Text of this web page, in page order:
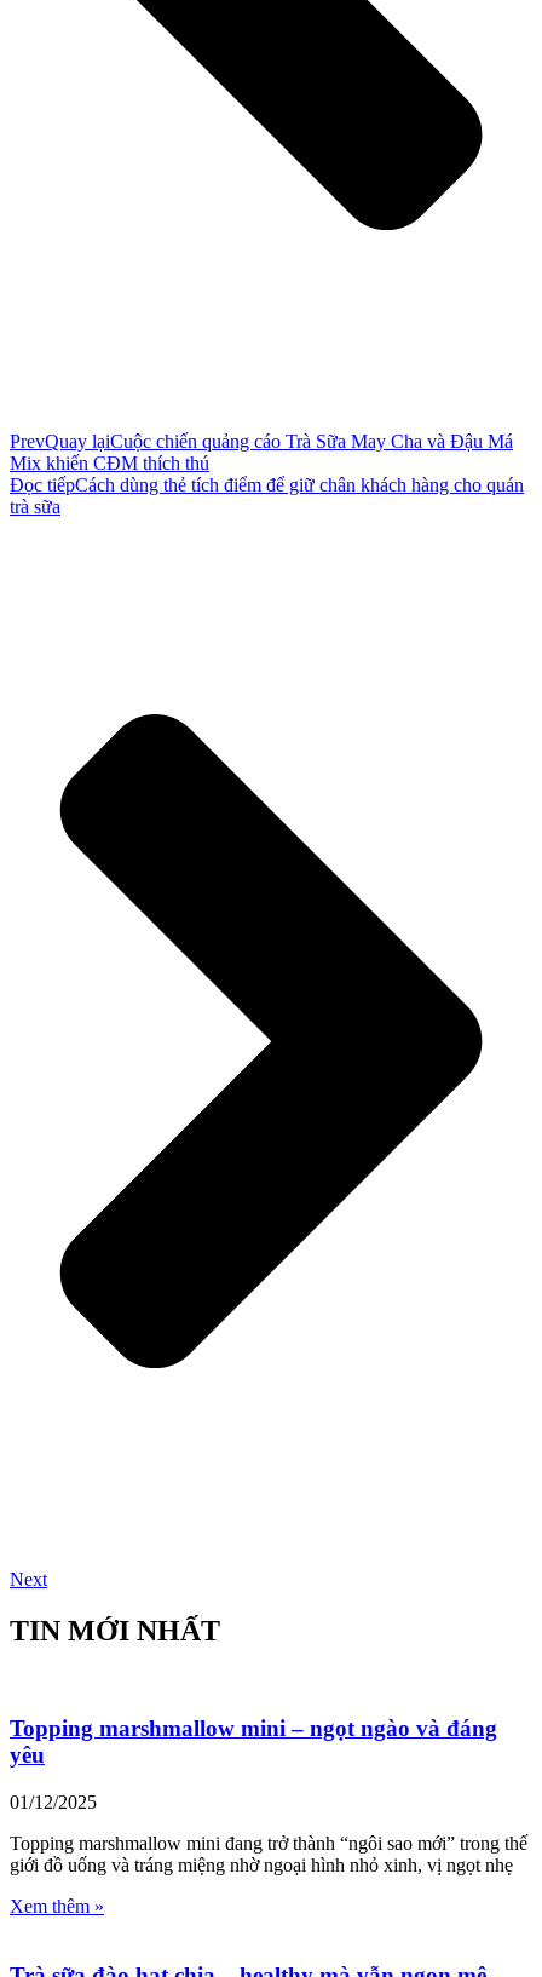
PrevQuay lạiCuộc chiến quảng cáo Trà Sữa May Cha và Đậu Má
Mix khiến CĐM thích thú
Đọc tiếpCách dùng thẻ tích điểm để giữ chân khách hàng cho quán
trà sữa
Next
TIN MỚI NHẤT
Topping marshmallow mini – ngọt ngào và đáng
yêu
01/12/2025
Topping marshmallow mini đang trở thành “ngôi sao mới” trong thế
giới đồ uống và tráng miệng nhờ ngoại hình nhỏ xinh, vị ngọt nhẹ
Xem thêm »